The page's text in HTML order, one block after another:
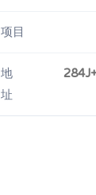
项目
地
址